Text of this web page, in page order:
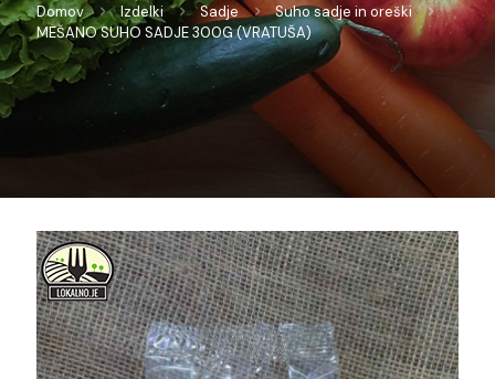
Domov Izdelki Sadje
Suho sadje in oreški
MEŠANO SUHO SADJE 300G (VRATUŠA)